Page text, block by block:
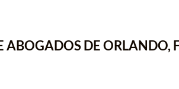
ABOGADOS DE ORLANDO,